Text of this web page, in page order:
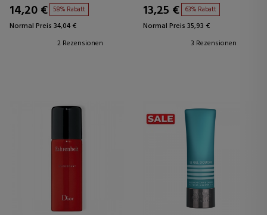
14,20 € 58% Rabatt
Normal Preis 34,04 €
2 Rezensionen
13,25 € 63% Rabatt
Normal Preis 35,93 €
3 Rezensionen